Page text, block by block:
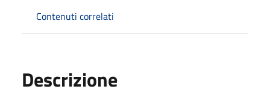
Contenuti correlati
Descrizione